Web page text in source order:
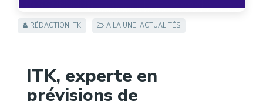
RÉDACTION ITK A LA UNE,ACTUALITÉS
ITK, experte en
prévisions de